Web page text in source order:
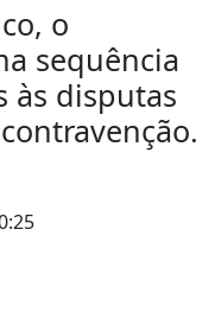
o
sequência
às disputas